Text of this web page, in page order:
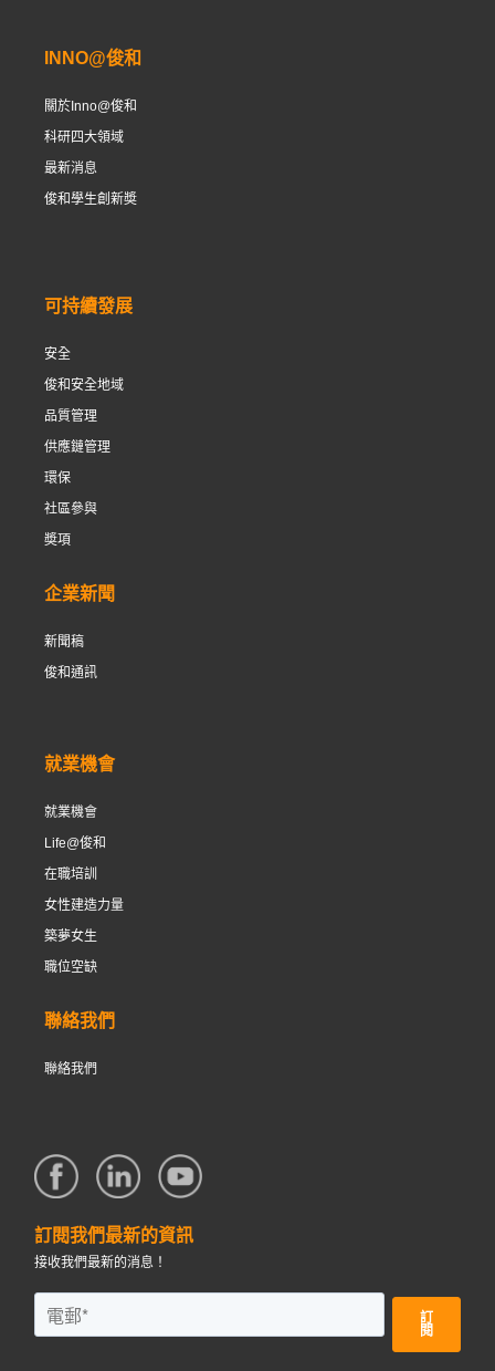
INNO@俊和
關於Inno@俊和
科研四大領域
最新消息
俊和學生創新奬
可持續發展
安全
俊和安全地域
品質管理
供應鏈管理
環保
社區參與
奬項
企業新聞
新聞稿
俊和通訊
就業機會
就業機會
Life@俊和
在職培訓
女性建造力量
築夢女生
職位空缺
聯絡我們
聯絡我們
訂閱我們最新的資訊
接收我們最新的消息！